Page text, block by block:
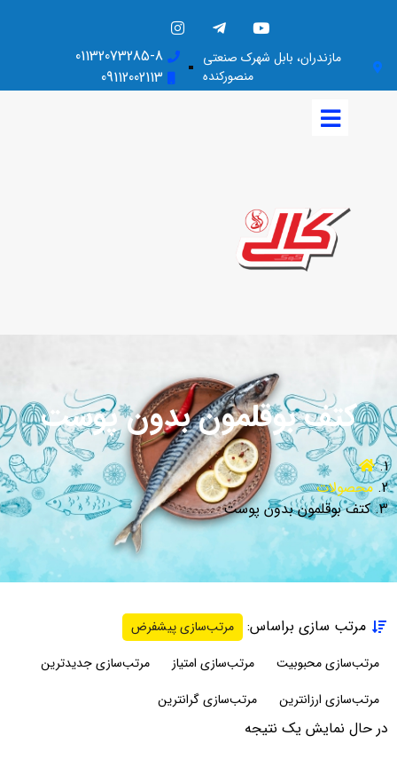
مازندران، بابل شهرک صنعتی
منصورکنده
01132073285-8
09112002113
کتف بوقلمون بدون پوست
محصولات
کتف بوقلمون بدون پوست
در حال نمایش یک نتیجه
مرتب سازی براساس:
مرتب‌سازی پیشفرض
مرتب‌سازی محبوبیت
مرتب‌سازی امتیاز
مرتب‌سازی جدیدترین
مرتب‌سازی ارزانترین
مرتب‌سازی گرانترین